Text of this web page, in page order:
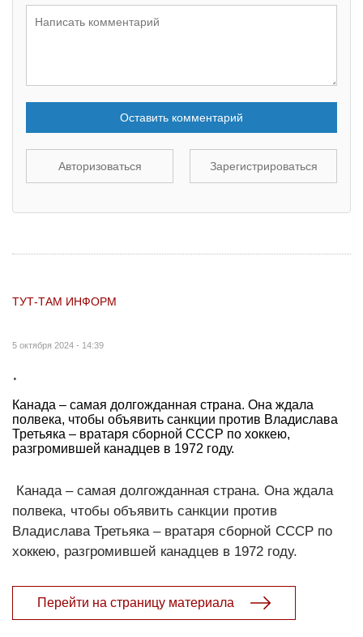
Оставить комментарий
Авторизоваться Зарегистрироваться
ТУТ-ТАМ ИНФОРМ
5 октября 2024 - 14:39
.
Канада – самая долгожданная страна. Она ждала
полвека, чтобы объявить санкции против Владислава
Третьяка – вратаря сборной СССР по хоккею,
разгромившей канадцев в 1972 году.
Канада – самая долгожданная страна. Она ждала
полвека, чтобы объявить санкции против
Владислава Третьяка – вратаря сборной СССР по
хоккею, разгромившей канадцев в 1972 году.
Перейти на страницу материала